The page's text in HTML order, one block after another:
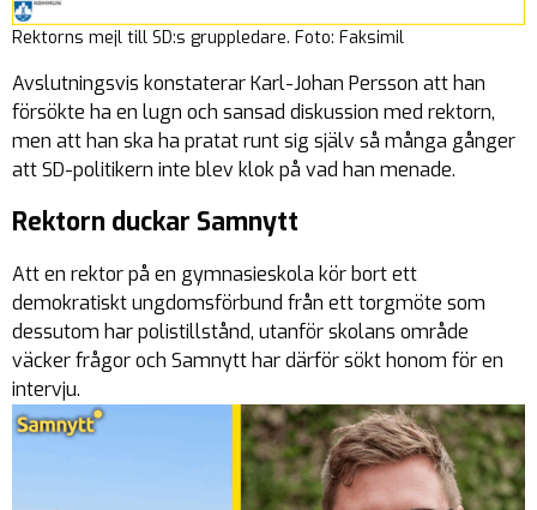
Rektorns mejl till SD:s gruppledare. Foto: Faksimil
Avslutningsvis konstaterar Karl-Johan Persson att han
försökte ha en lugn och sansad diskussion med rektorn,
men att han ska ha pratat runt sig själv så många gånger
att SD-politikern inte blev klok på vad han menade.
Rektorn duckar Samnytt
Att en rektor på en gymnasieskola kör bort ett
demokratiskt ungdomsförbund från ett torgmöte som
dessutom har polistillstånd, utanför skolans område
väcker frågor och Samnytt har därför sökt honom för en
intervju.